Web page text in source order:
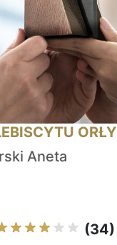
ORŁY
Aneta
(34)